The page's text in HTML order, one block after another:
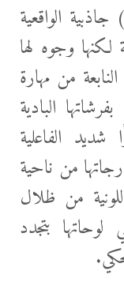
الواقعية
وجوه لها
من مهارة
البادية
الفاعلية
من ناحية
من ظلال
بتجدد